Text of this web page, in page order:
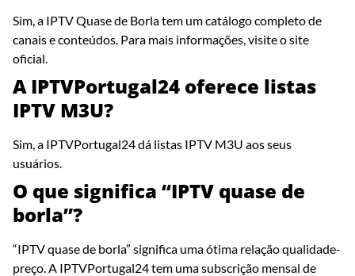
Sim, a IPTV Quase de Borla tem um catálogo completo de
canais e conteúdos. Para mais informações, visite o site
oficial.
A IPTVPortugal24 oferece listas
IPTV M3U?
Sim, a IPTVPortugal24 dá listas IPTV M3U aos seus
usuários.
O que significa “IPTV quase de
borla”?
“IPTV quase de borla” significa uma ótima relação qualidade-
preço. A IPTVPortugal24 tem uma subscrição mensal de